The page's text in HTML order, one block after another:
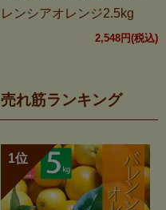
レンシアオレンジ2.5kg
2,548円(税込)
売れ筋ランキング